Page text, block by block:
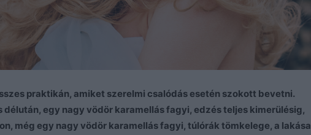
praktikán, amiket szerelmi csalódás esetén szokott bevetni.
délután, egy nagy vödör karamellás fagyi, edzés teljes kimerülésig,
még egy nagy vödör karamellás fagyi, túlórák tömkelege, a lakása